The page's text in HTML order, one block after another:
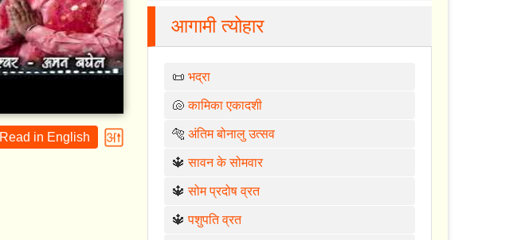
Read in English
आगामी त्योहार
📜भद्रा
🐚कामिका एकादशी
🐅अंतिम बोनालु उत्सव
🔱सावन के सोमवार
🔱सोम प्रदोष व्रत
🔱पशुपति व्रत